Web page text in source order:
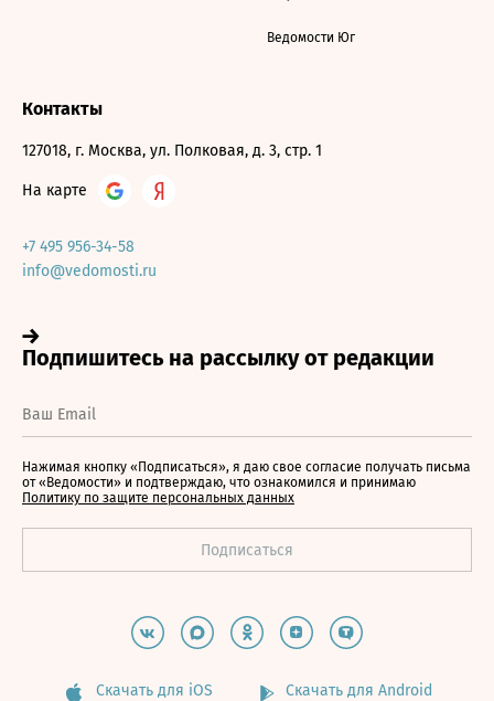
Ведомости Юг
Контакты
127018, г. Москва, ул. Полковая, д. 3, стр. 1
На карте
+7 495 956-34-58
info@vedomosti.ru
Нажимая кнопку «Подписаться», я даю свое согласие получать письма
от «Ведомости» и подтверждаю, что ознакомился и принимаю
Политику по защите персональных данных
Скачать для iOS Скачать для Android